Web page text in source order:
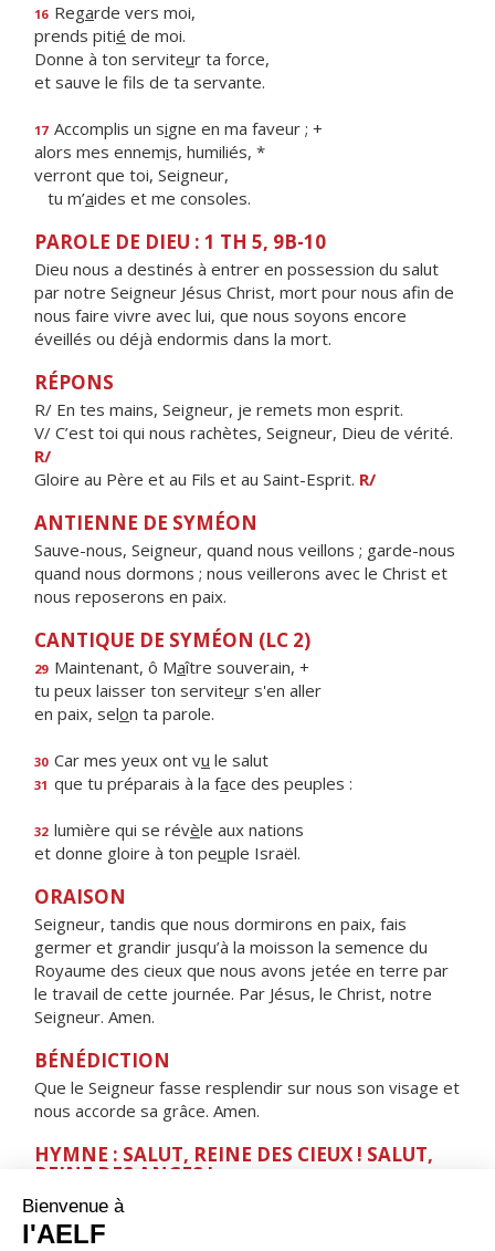
16 Regarde vers moi,
prends pitié de moi.
Donne à ton serviteur ta force,
et sauve le fls de ta servante.
17 Accomplis un signe en ma faveur ; +
alors mes ennemis, humiliés, *
verront que toi, Seigneur,
tu m’aides et me consoles.
PAROLE DE DIEU : 1 TH 5, 9B-10
Dieu nous a destinés à entrer en possession du salut
par notre Seigneur Jésus Christ, mort pour nous afin de
nous faire vivre avec lui, que nous soyons encore
éveillés ou déjà endormis dans la mort.
RÉPONS
R/ En tes mains, Seigneur, je remets mon esprit.
V/ C’est toi qui nous rachètes, Seigneur, Dieu de vérité.
R/
Gloire au Père et au Fils et au Saint-Esprit. R/
ANTIENNE DE SYMÉON
Sauve-nous, Seigneur, quand nous veillons ; garde-nous
quand nous dormons ; nous veillerons avec le Christ et
nous reposerons en paix.
CANTIQUE DE SYMÉON (LC 2)
29 Maintenant, ô Maître souverain, +
tu peux laisser ton serviteur s'en aller
en paix, selon ta parole.
30 Car mes yeux ont vu le salut
31 que tu préparais à la face des peuples :
32 lumière qui se révèle aux nations
et donne gloire à ton peuple Israël.
ORAISON
Seigneur, tandis que nous dormirons en paix, fais
germer et grandir jusqu’à la moisson la semence du
Royaume des cieux que nous avons jetée en terre par
le travail de cette journée. Par Jésus, le Christ, notre
Seigneur. Amen.
BÉNÉDICTION
Que le Seigneur fasse resplendir sur nous son visage et
nous accorde sa grâce. Amen.
HYMNE : SALUT, REINE DES CIEUX ! SALUT,
REINE DES ANGES !
Salut, Reine des cieux ! Salut, Reine des anges !
Salut, Tige féconde ! Salut, Porte du ciel !